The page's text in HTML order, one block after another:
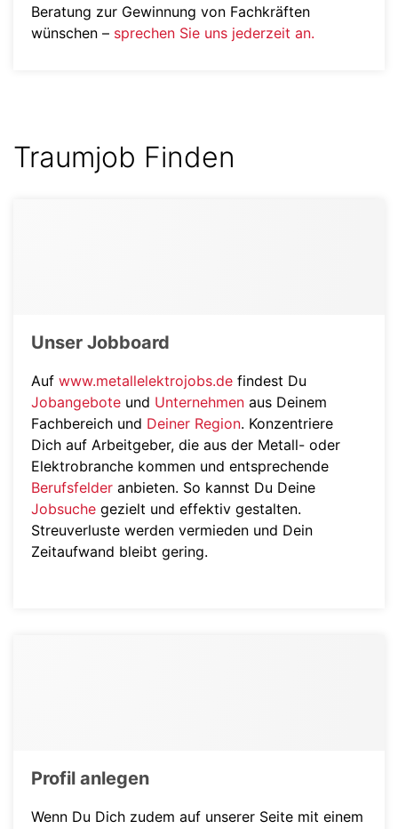
Beratung zur Gewinnung von Fachkräften
wünschen – sprechen Sie uns jederzeit an.
Traumjob Finden
Unser Jobboard
Auf www.metallelektrojobs.de findest Du
Jobangebote und Unternehmen aus Deinem
Fachbereich und Deiner Region. Konzentriere
Dich auf Arbeitgeber, die aus der Metall- oder
Elektrobranche kommen und entsprechende
Berufsfelder anbieten. So kannst Du Deine
Jobsuche gezielt und effektiv gestalten.
Streuverluste werden vermieden und Dein
Zeitaufwand bleibt gering.
Profil anlegen
Wenn Du Dich zudem auf unserer Seite mit einem